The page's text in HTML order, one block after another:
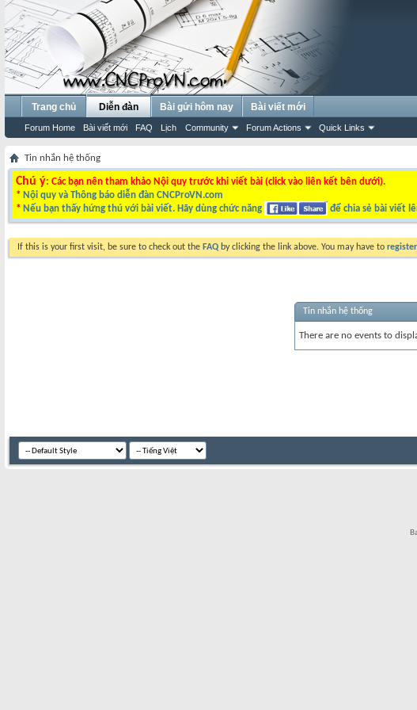
Trang chủ Diễn đàn
Forum Home Bài viết mới FAQ Lịch Community Forum Actions Quick Links
Bài gửi hôm nay Bài viết mới
Tin nhắn hệ thống
Chú ý: Các bạn nên tham khảo Nội quy trước khi viết bài (click vào liên kết bên dưới).
* Nội quy và Thông báo diễn đàn CNCProVN.com
* Nếu bạn thấy hứng thú với bài viết. Hãy dùng chức năng để chia sẻ bài viết
If this is your first visit, be sure to check out the FAQ by clicking the link above. You may have to register
Tin nhắn hệ thống
There are no events to